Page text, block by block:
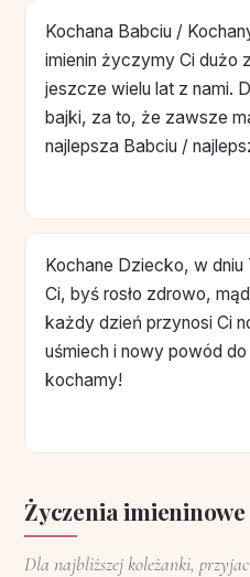
Kochana Babciu /
imienin życzymy Ci dużo
jeszcze wielu lat z nami.
bajki, za to, że zawsze
najlepsza Babciu /
Kochane Dziecko, w
Ci, byś rosło zdrowo,
każdy dzień przynosi Ci
uśmiech i nowy powód
kochamy!
Życzenia
Dla najbliższej koleżanki,